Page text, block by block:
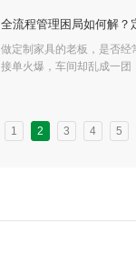
屋定制时代，小批量、多
人工、Excel、老经验硬扛
理的困局，
全流程管理困局如何解？
化高效运营
做定制家具的老板，是否经
接单火爆，车间却乱成一团
理的困局，
1 2 3 4 5